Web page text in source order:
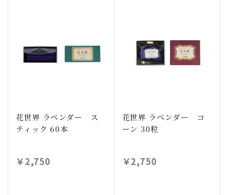
花世界 ラベンダー ス
ティック 60本
￥2,750
花世界 ラベンダー コ
ーン 30粒
￥2,750